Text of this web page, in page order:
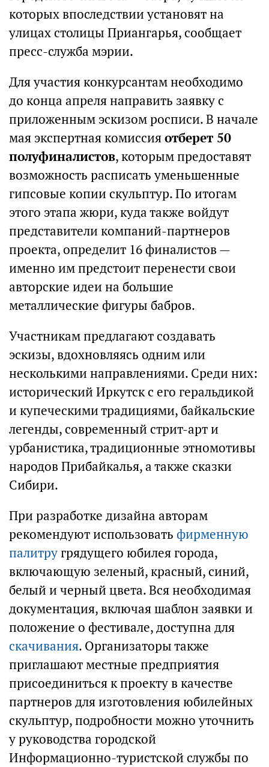
которых впоследствии установят на
улицах столицы Приангарья, сообщает
пресс-служба мэрии.
Для участия конкурсантам необходимо
до конца апреля направить заявку с
приложенным эскизом росписи. В начале
мая экспертная комиссияотберет 50
полуфиналистов, которым предоставят
возможность расписать уменьшенные
гипсовые копии скульптур. По итогам
этого этапа жюри, куда также войдут
представители компаний-партнеров
проекта, определит 16 финалистов —
именно им предстоит перенести свои
авторские идеи на большие
металлические фигуры бабров.
Участникам предлагают создавать
эскизы, вдохновляясь одним или
несколькими направлениями. Среди них:
исторический Иркутск с его геральдикой
и купеческими традициями, байкальские
легенды, современный стрит-арт и
урбанистика, традиционные этномотивы
народов Прибайкалья, а также сказки
Сибири.
При разработке дизайна авторам
рекомендуют использовать фирменную
палитругрядущего юбилея города,
включающую зеленый, красный, синий,
белый и черный цвета. Вся необходимая
документация, включая шаблон заявки и
положение о фестивале, доступна для
скачивания. Организаторы также
приглашают местные предприятия
присоединиться к проекту в качестве
партнеров для изготовления юбилейных
скульптур, подробности можно уточнить
у руководства городской
Информационно-туристской службы по